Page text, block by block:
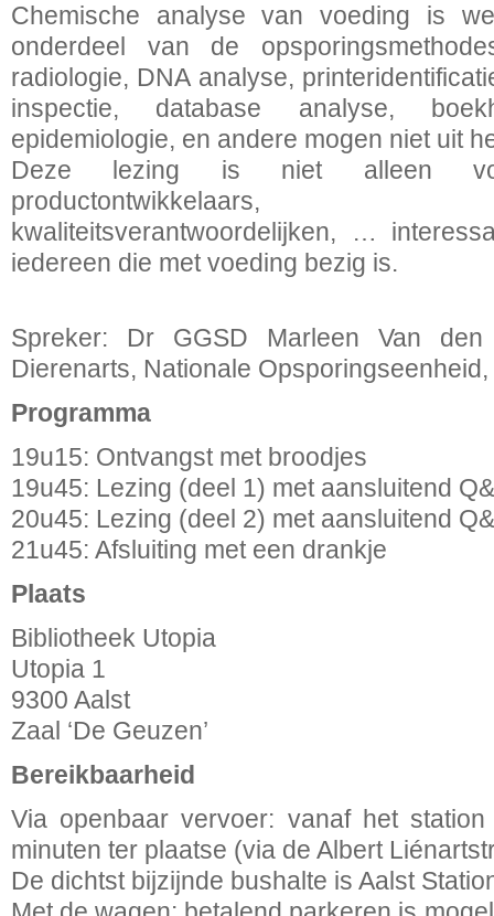
Chemische analyse van voeding is
onderdeel van de
radiologie, DNA analyse,
inspectie, database analyse,
epidemiologie, en andere mogen niet uit
Deze lezing is niet alleen
productontwikkelaars,
kwaliteitsverantwoordelijken, …
iedereen die met voeding bezig is.
Spreker: Dr GGSD Marleen Van
Dierenarts, Nationale Opsporingseenheid,
Programma
19u15: Ontvangst met broodjes
19u45: Lezing (deel 1) met aansluitend
20u45: Lezing (deel 2) met aansluitend
21u45: Afsluiting met een drankje
Plaats
Bibliotheek Utopia
Utopia 1
9300 Aalst
Zaal ‘De Geuzen’
Bereikbaarheid
Via openbaar vervoer: vanaf het
minuten ter plaatse (via de Albert
De dichtst bijzijnde bushalte is Aalst